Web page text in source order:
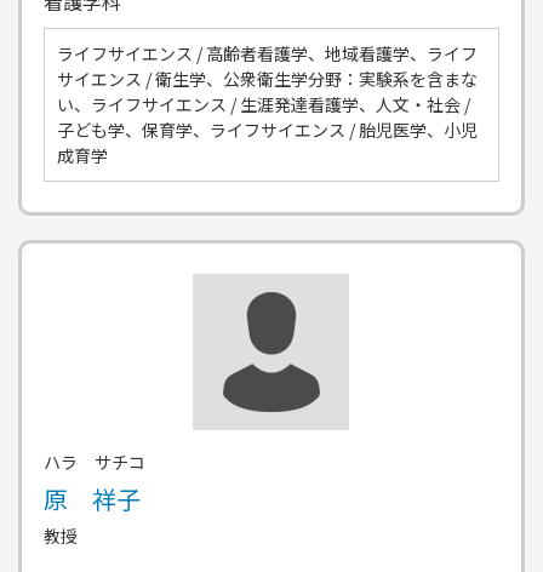
ライフサイエンス / 高齢者看護学、地域看護学、ライフ
サイエンス / 衛生学、公衆衛生学分野：実験系を含まな
い、ライフサイエンス / 生涯発達看護学、人文・社会 /
子ども学、保育学、ライフサイエンス / 胎児医学、小児
成育学
ハラ サチコ
原 祥子
教授